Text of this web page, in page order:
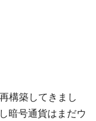
構築してきまし
暗号通貨はまだウ